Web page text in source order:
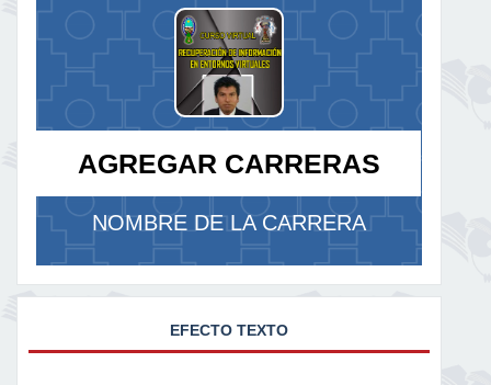
AGREGAR CARRERAS
NOMBRE DE LA CARRERA
EFECTO TEXTO